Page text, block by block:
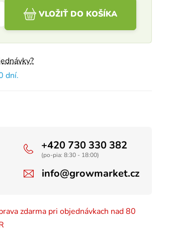
VLOŽIŤ DO KOŠÍKA
dní.
+420 730 330 382
(po-pia: 8:30 - 18:00)
info@growmarket.cz
zdarma pri objednávkach nad 80